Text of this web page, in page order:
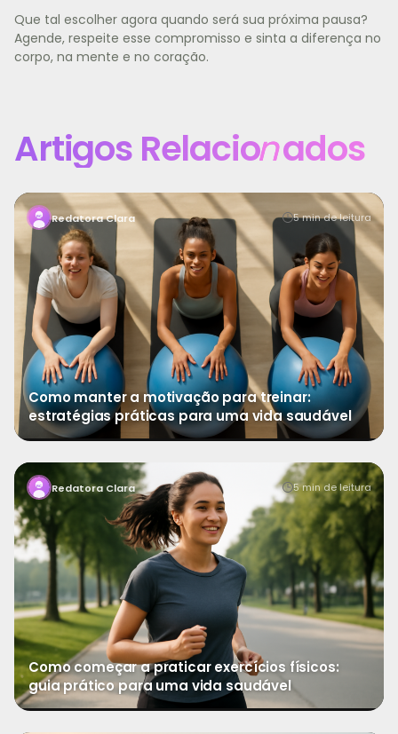
Que tal escolher agora quando será sua próxima pausa?
Agende, respeite esse compromisso e sinta a diferença no
corpo, na mente e no coração.
Artigos Relacionados
Redatora Clara 5 min de leitura
Como manter a motivação para treinar:
estratégias práticas para uma vida saudável
Manter a motivação para treinar é um dos maiores
desafios para quem busca saúde, bem-estar e uma vid
Ver mais→
Redatora Clara 5 min de leitura
Como começar a praticar exercícios físicos:
guia prático para uma vida saudável
Dar o primeiro passo rumo a uma rotina de exercícios
pode parecer desafiador, mas é uma das decisões
Ver mais→